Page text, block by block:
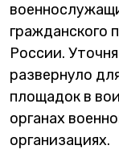
гражданского
России.
развернуло
площадок в
органах
организациях.